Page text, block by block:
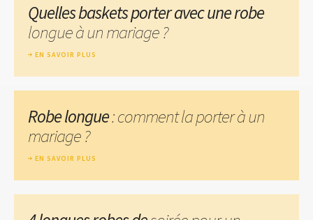
Quelles baskets porter avec une robe
longue à un mariage ?
EN SAVOIR PLUS
Robe longue: comment la porter à un
mariage ?
EN SAVOIR PLUS